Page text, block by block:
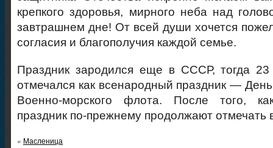
крепкого здоровья, мирного неба над
завтрашнем дне! От всей души хочется
согласия и благополучия каждой семье.
Праздник зародился еще в СССР, тогда
отмечался как всенародный праздник —
Военно-морского флота. После того,
праздник по-прежнему продолжают отмечать
« Масленица